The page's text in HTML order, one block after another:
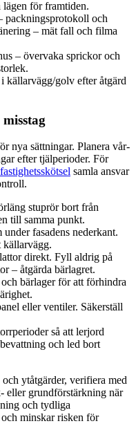
lägen för framtiden.
packningsprotokoll och
– mät fall och filma
– övervaka sprickor och
källarvägg/golv efter åtgärd
nya sättningar. Planera vår-
efter tjälperioder. För
samla ansvar
stuprör bort från
till samma punkt.
fasadens nederkant.
direkt. Fyll aldrig på
– åtgärda bärlagret.
bärlager för att förhindra
eller ventiler. Säkerställ
så att lerjord
och led bort
ytåtgärder, verifiera med
eller grundförstärkning när
och tydliga
minskar risken för